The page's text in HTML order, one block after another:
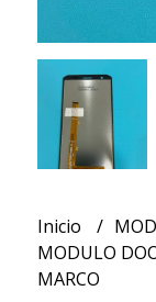
Inicio
MODULO
MARCO